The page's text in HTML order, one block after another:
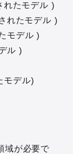
れたモデル )
れたモデル )
モデル )
ル )
モデル)
域が必要で